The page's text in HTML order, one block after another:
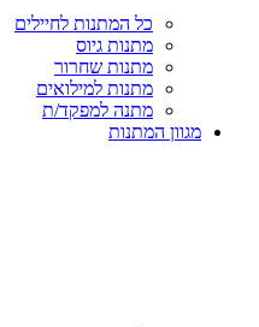
כל המתנות לחיילים
מתנות גיוס
מתנות שחרור
מתנות למילואים
מתנה למפקד/ת
מגוון המתנות